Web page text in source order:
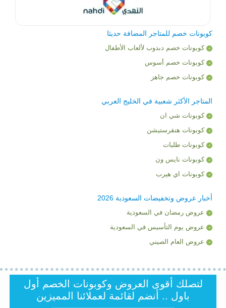
كوبونات خصم للمتاجر المضافة حديثا
كوبونات خصم دبدوب لألعاب الأطفال
كوبونات خصم أسوس
كوبونات خصم جاهز
المتاجر الأكثر شعبية في الخليج العربي
كوبونات شي ان
كوبونات هنقرستيشن
كوبونات طلبات
كوبونات نايس ون
كوبونات اي هيرب
أخبار عروض وتخفيضات السعودية 2026
عروض رمضان في السعودية
عروض يوم التأسيس في السعودية
عروض العام الصيني
لتصلك أقوى العروض وكوبونات الخصم أول
باول .. أنضم لقائمة لعملائنا المميزين